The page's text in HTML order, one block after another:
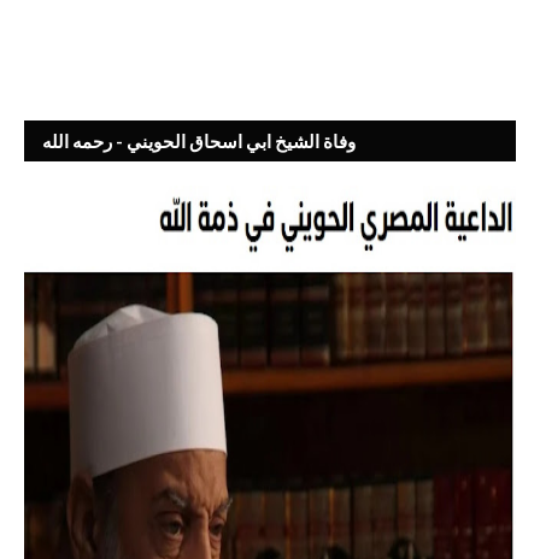
وفاة الشيخ ابي اسحاق الحويني - رحمه الله